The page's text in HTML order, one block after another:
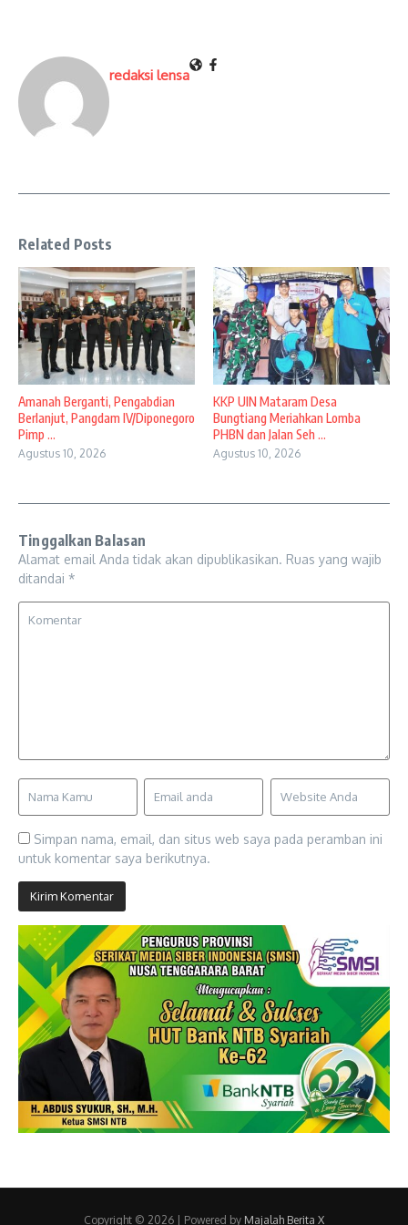
redaksi lensa
Related Posts
Amanah Berganti, Pengabdian
Berlanjut, Pangdam IV/Diponegoro
Pimp ...
Agustus 10, 2026
KKP UIN Mataram Desa
Bungtiang Meriahkan Lomba
PHBN dan Jalan Seh ...
Agustus 10, 2026
Tinggalkan Balasan
Alamat email Anda tidak akan dipublikasikan. Ruas yang wajib
ditandai *
Simpan nama, email, dan situs web saya pada peramban ini
untuk komentar saya berikutnya.
Copyright © 2026 | Powered by Majalah Berita X